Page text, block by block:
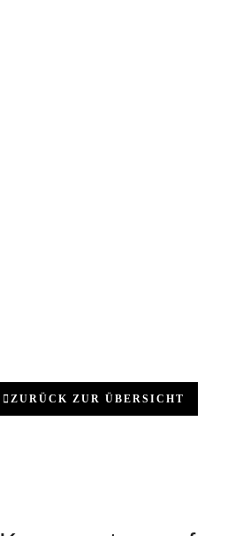
ZURÜCK ZUR ÜBERSICHT